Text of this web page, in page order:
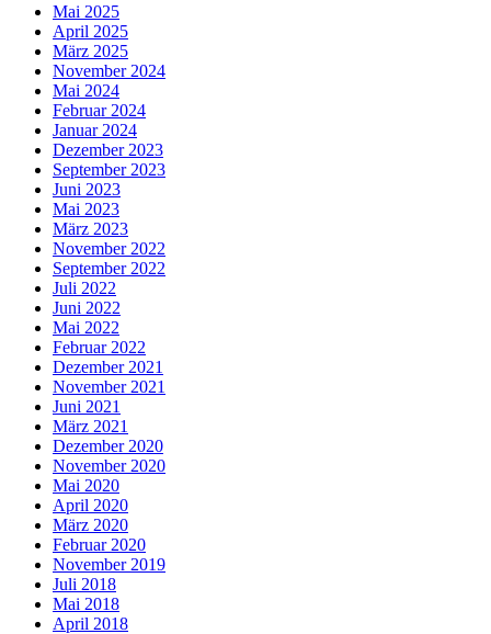
Mai 2025
April 2025
März 2025
November 2024
Mai 2024
Februar 2024
Januar 2024
Dezember 2023
September 2023
Juni 2023
Mai 2023
März 2023
November 2022
September 2022
Juli 2022
Juni 2022
Mai 2022
Februar 2022
Dezember 2021
November 2021
Juni 2021
März 2021
Dezember 2020
November 2020
Mai 2020
April 2020
März 2020
Februar 2020
November 2019
Juli 2018
Mai 2018
April 2018